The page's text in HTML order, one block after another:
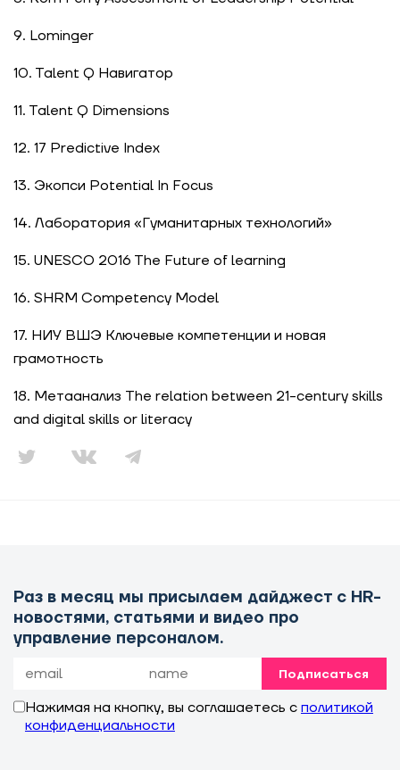
9. Lominger
10. Talent Q Навигатор
11. Talent Q Dimensions
12. 17 Predictive Index
13. Экопси Potential In Focus
14. Лаборатория «Гуманитарных технологий»
15. UNESCO 2016 The Future of learning
16. SHRM Competency Model
17. НИУ ВШЭ Ключевые компетенции и новая
грамотность
18. Метаанализ The relation between 21-century skills
and digital skills or literacy
Раз в месяц мы присылаем дайджест с HR-
новостями, статьями и видео про
управление персоналом.
Подписаться
Нажимая на кнопку, вы соглашаетесь с политикой
конфиденциальности